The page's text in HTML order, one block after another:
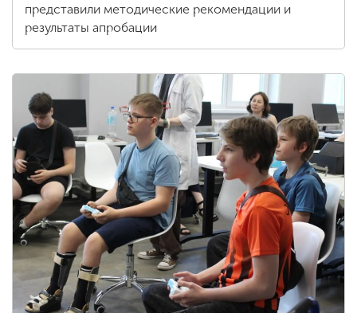
представили методические рекомендации и
результаты апробации